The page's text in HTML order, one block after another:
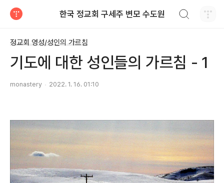
한국 정교회 구세주 변모 수도원
정교회 영성/성인의 가르침
기도에 대한 성인들의 가르침 - 1
monastery 2022. 1. 16. 01:10